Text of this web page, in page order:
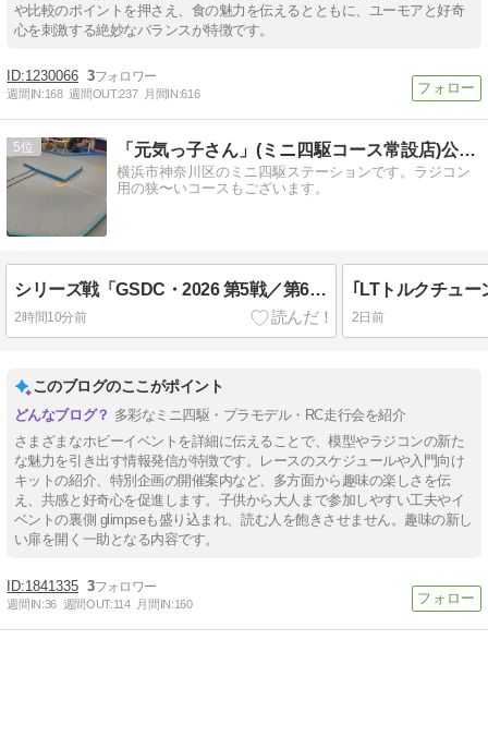
や比較のポイントを押さえ、食の魅力を伝えるとともに、ユーモアと好奇
心を刺激する絶妙なバランスが特徴です。
1230066 3
週間IN:168 週間OUT:237 月間IN:616
5 「元気っ子さん」(ミニ四駆コース常設店)公式ブログ
横浜市神奈川区のミニ四駆ステーションです。ラジコン
用の狭〜いコースもございます。
シリーズ戦「GSDC・2026 第5戦／第6戦」開催報告です
2時間10分前 2日前
このブログのここがポイント
多彩なミニ四駆・プラモデル・RC走行会を紹介
さまざまなホビーイベントを詳細に伝えることで、模型やラジコンの新た
な魅力を引き出す情報発信が特徴です。レースのスケジュールや入門向け
キットの紹介、特別企画の開催案内など、多方面から趣味の楽しさを伝
え、共感と好奇心を促進します。子供から大人まで参加しやすい工夫やイ
ベントの裏側 glimpseも盛り込まれ、読む人を飽きさせません。趣味の新し
い扉を開く一助となる内容です。
1841335 3
週間IN:36 週間OUT:114 月間IN:160